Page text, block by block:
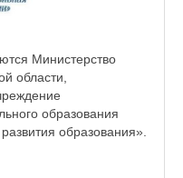
Министерство
области,
образования
образования».